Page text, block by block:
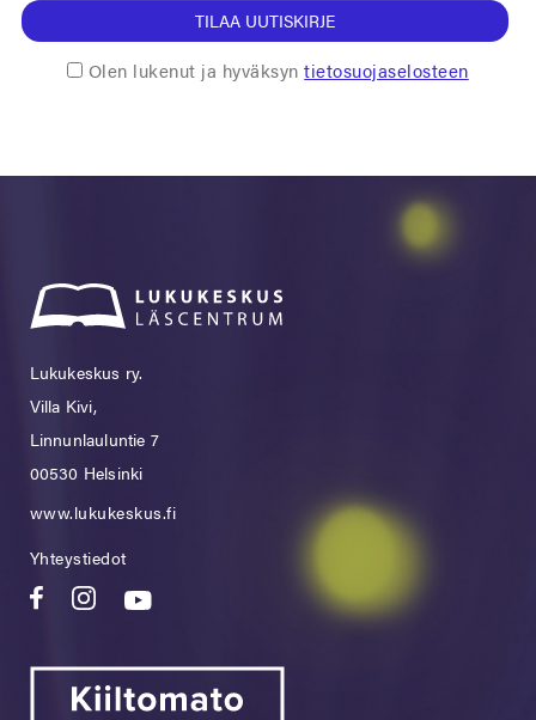
TILAA UUTISKIRJE
Olen lukenut ja hyväksyntietosuojaselosteen
Lukukeskus ry.
Villa Kivi,
Linnunlauluntie 7
00530 Helsinki
www.lukukeskus.fi
Yhteystiedot